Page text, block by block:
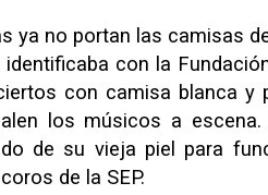
ya no portan las camisas
con la
con camisa blanca y
los músicos a
de su vieja piel para
de la SEP.